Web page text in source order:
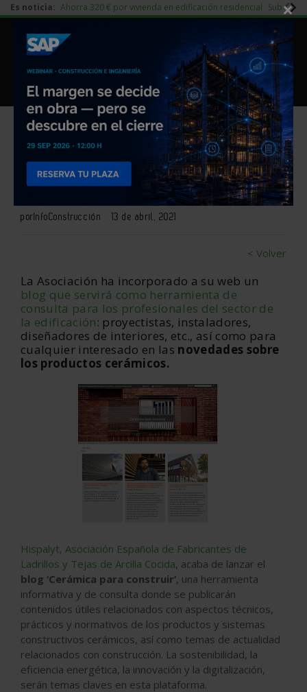
Es noticia: Ahorra 320 € por vivienda en edificación residencial Subida
Piedra Natural |
Redes Sociales
Es noticia
Registro
Hispalyt lanza el blog
‘Cerámica para construir’
porInfoConstrucción 13 de abril, 2021
< Volver
La Asociación ha incorporado a su web un
blog que servirá como herramienta de
consulta para los profesionales del sector de
la edificación: proyectistas, instaladores,
diseñadores de interiores, etc., así como para
cualquier interesado en las novedades sobre
los productos cerámicos.
Hispalyt, Asociación Española de Fabricantes de
Ladrillos y Tejas de Arcilla Cocida, acaba de lanzar el
blog ‘Cerámica para construir’, una herramienta
informativa y de consulta donde se publicarán
contenidos útiles relacionados con aspectos técnicos,
prácticos y normativos de los productos y sistemas
constructivos cerámicos, así como temas de actualidad
relacionados con construcción. La sostenibilidad, la
eficiencia energética, la innovación y la digitalización,
serán temas claves en esta plataforma.
×